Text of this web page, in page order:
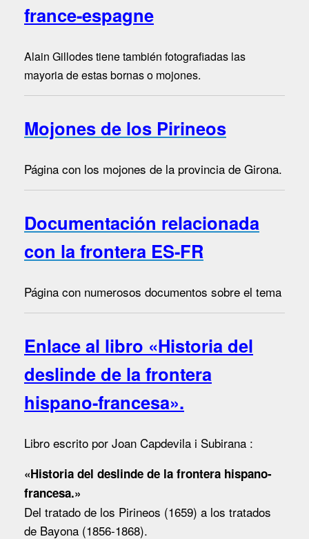
france-espagne
Alain Gillodes tiene también fotografiadas las
mayoria de estas bornas o mojones.
Mojones de los Pirineos
Página con los mojones de la provincia de Girona.
Documentación relacionada
con la frontera ES-FR
Página con numerosos documentos sobre el tema
Enlace al libro «Historia del
deslinde de la frontera
hispano-francesa».
Libro escrito por Joan Capdevila i Subirana :
«Historia del deslinde de la frontera hispano-
francesa.»
Del tratado de los Pirineos (1659) a los tratados
de Bayona (1856-1868).